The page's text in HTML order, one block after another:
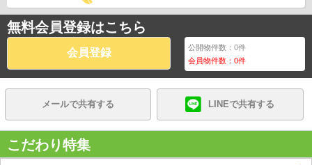
無料会員登録はこちら
会員登録 公開物件数：0件
会員物件数：0件
メールで共有する LINEで共有する
こだわり特集